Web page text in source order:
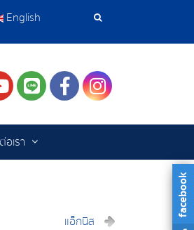
เครื่อง
ค้นหา
English
Youtube
LINEFacebookInstagram
เรา
แอ็กนิส
facebook